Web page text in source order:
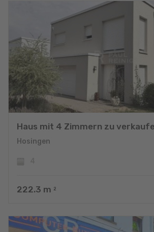
Haus mit 4 Zimmern zu
Hosingen
222.3 m 2